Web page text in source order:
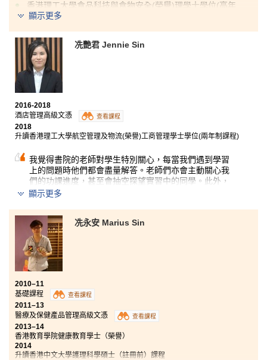
香港理工大學食品科技與食物安全(榮譽)理學士學位(高年
級入學)
香港城市大學理學士(應用物理學)(高年級入學)
香港城市大學理學士(化學)(高年級入學)
香港教育大學健康教育榮譽學士(兩年制課程)
顯示更多
冼艷君 Jennie Sin
2016-2018
酒店管理高級文憑
查看課程
2018
升讀香港理工大學航空管理及物流(榮譽)工商管理學士學位(兩年制課程)
我覺得書院的老師對學生特別關心，每當我們遇到學習
上的問題時他們都會盡量解答。老師們亦會主動關心我
們的功課進度，甚至會抽空探望實習中的同學。此外，
就讀書院的兩年期間，我明白到努力用功及升讀大學為
是讀書的動力。希望應屆文憑試考生們能找到自己的興
趣，向著目標進發。
顯示更多
冼永安 Marius Sin
2010–11
基礎課程
查看課程
2011–13
醫療及保健產品管理高級文憑
查看課程
2013–14
香港教育學院健康教育學士（榮譽）
2014
升讀香港中文大學護理科學碩士（註冊前）課程